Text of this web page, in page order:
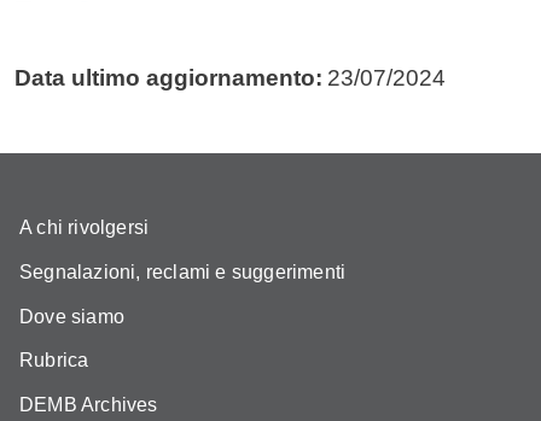
Data ultimo aggiornamento: 23/07/2024
A chi rivolgersi
Segnalazioni, reclami e suggerimenti
Dove siamo
Rubrica
DEMB Archives